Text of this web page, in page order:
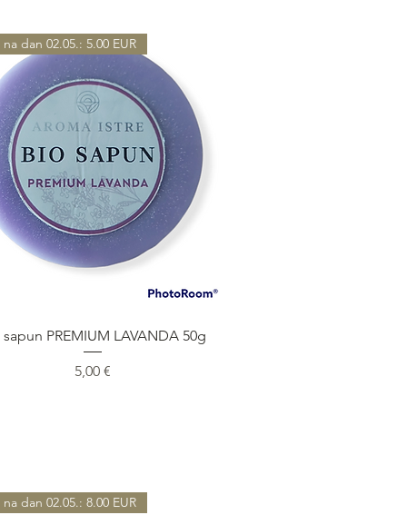
Быстрый просмотр
dan 02.05.: 5.00 EUR
PREMIUM LAVANDA 50g
Цена
5,00 €
dan 02.05.: 8.00 EUR